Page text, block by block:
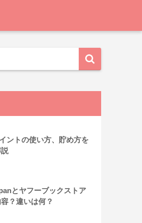
ントの使い方、貯め方を
とヤフーブックストア
？違いは何？